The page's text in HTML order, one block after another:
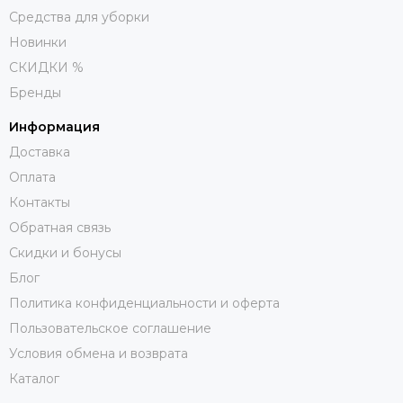
декоративный предмет, который украсит ваш интерьер.
Мы предлагаем доступные цены и доставку в любой
Средства для уборки
Новинки
СКИДКИ %
Бренды
Информация
Доставка
Оплата
Контакты
Обратная связь
Скидки и бонусы
Блог
Политика конфиденциальности и оферта
Пользовательское соглашение
Условия обмена и возврата
Каталог